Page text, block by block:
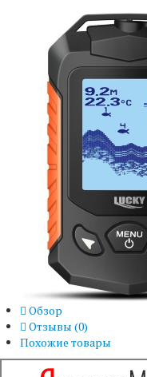
Обзор
Отзывы (0)
Похожие товары